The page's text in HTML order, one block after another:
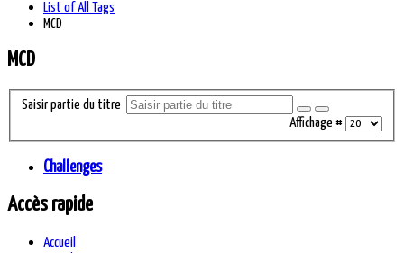
List of All Tags
MCD
MCD
Saisir partie du titre
Affichage #
Challenges
Accès rapide
Accueil